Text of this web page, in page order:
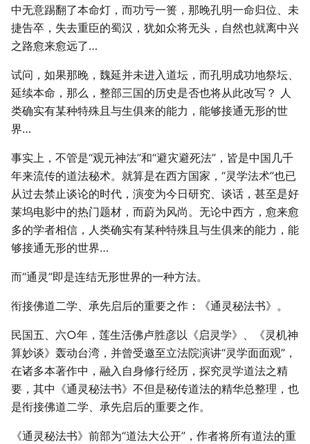
中无意踢翻了本命灯，而功亏一篑，那晚孔明一命归位、未
捷告卒，失去重臣的蜀汉，犹如众将无头，自然也就离中兴
之路愈来愈远了…
试问，如果那晚，魏延并未进入道坛，而孔明成功地祭坛、
延续本命，那么，整部三国的历史是否也将从此改写？ 人
类确实有某种特殊且与生俱来的能力，能够接通无形的世
界…
事实上，不管是“观元神法”和“避灾避死法”，皆是中国几千
年来流传的道法秘术。就算是在西方国家，“灵学法术”也已
从过去禁止谈论的时代，演变为今日研究、谈话，甚至是好
莱坞电影中的热门题材，而蔚为风尚。无论中西方，愈来愈
多的学者相信，人类确实有某种特殊且与生俱来的能力，能
够接通无形的世界…
而“通灵”即是连结无形世界的一种方法。
衔接佛道二学、承先启后的重要之作：《通灵秘法书》。
民国五、六○年，莲生活佛卢胜彦以《启灵学》、《灵机神
算妙谈》轰动台湾，并曾受邀至立法院演讲“灵学面面观”，
在诸多本著作中，融入自身修行经历，探究灵学道法之精
要，其中《通灵秘法书》不但是秘传道法的精华总整理，也
是衔接佛道二学、承先启后的重要之作。
《通灵秘法书》前部为“道法大公开”，作者将所有道法的重